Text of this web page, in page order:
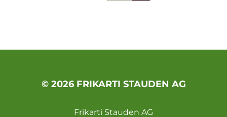
© 2026 FRIKARTI STAUDEN AG
Frikarti Stauden AG